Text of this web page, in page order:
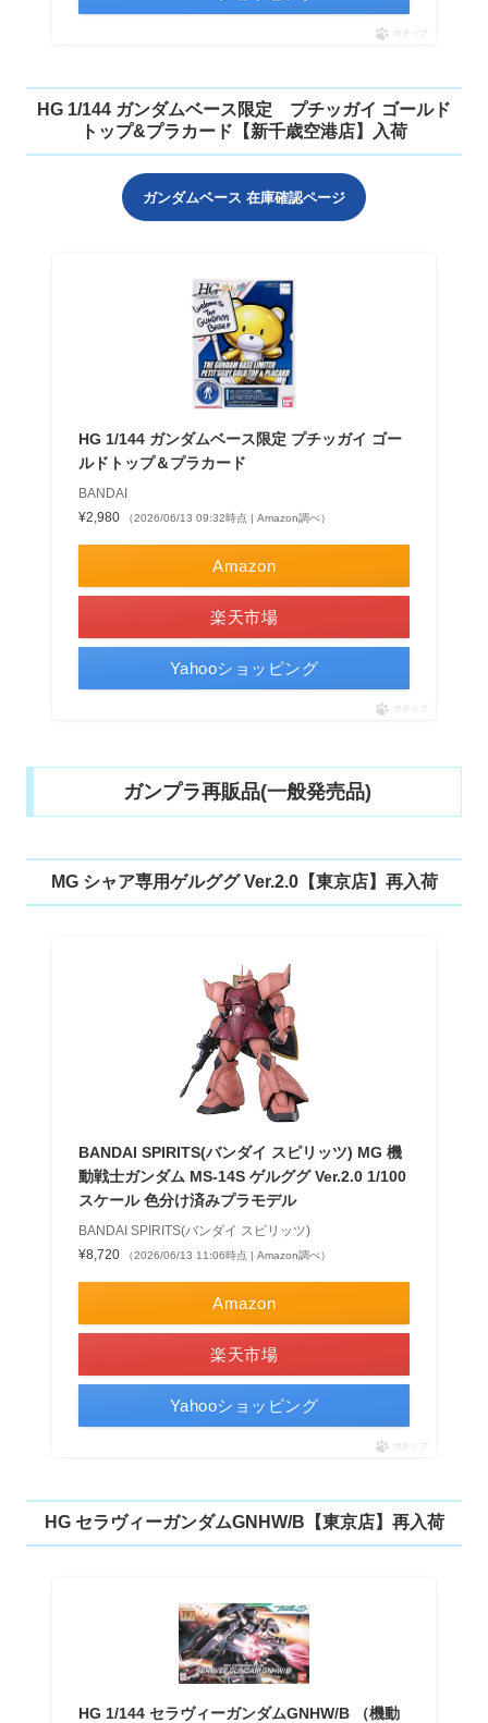
ポチップ
HG 1/144 ガンダムベース限定 プチッガイ ゴールド
トップ&プラカード【新千歳空港店】入荷
ガンダムベース 在庫確認ページ
HG 1/144 ガンダムベース限定 プチッガイ ゴー
ルドトップ＆プラカード
BANDAI
¥2,980
（2026/06/13 09:32時点 | Amazon調べ）
Amazon
楽天市場
Yahooショッピング
ポチップ
ガンプラ再販品(一般発売品)
MG シャア専用ゲルググ Ver.2.0【東京店】再入荷
BANDAI SPIRITS(バンダイ スピリッツ) MG 機
動戦士ガンダム MS-14S ゲルググ Ver.2.0 1/100
スケール 色分け済みプラモデル
BANDAI SPIRITS(バンダイ スピリッツ)
¥8,720
（2026/06/13 11:06時点 | Amazon調べ）
Amazon
楽天市場
Yahooショッピング
ポチップ
HG セラヴィーガンダムGNHW/B【東京店】再入荷
HG 1/144 セラヴィーガンダムGNHW/B （機動